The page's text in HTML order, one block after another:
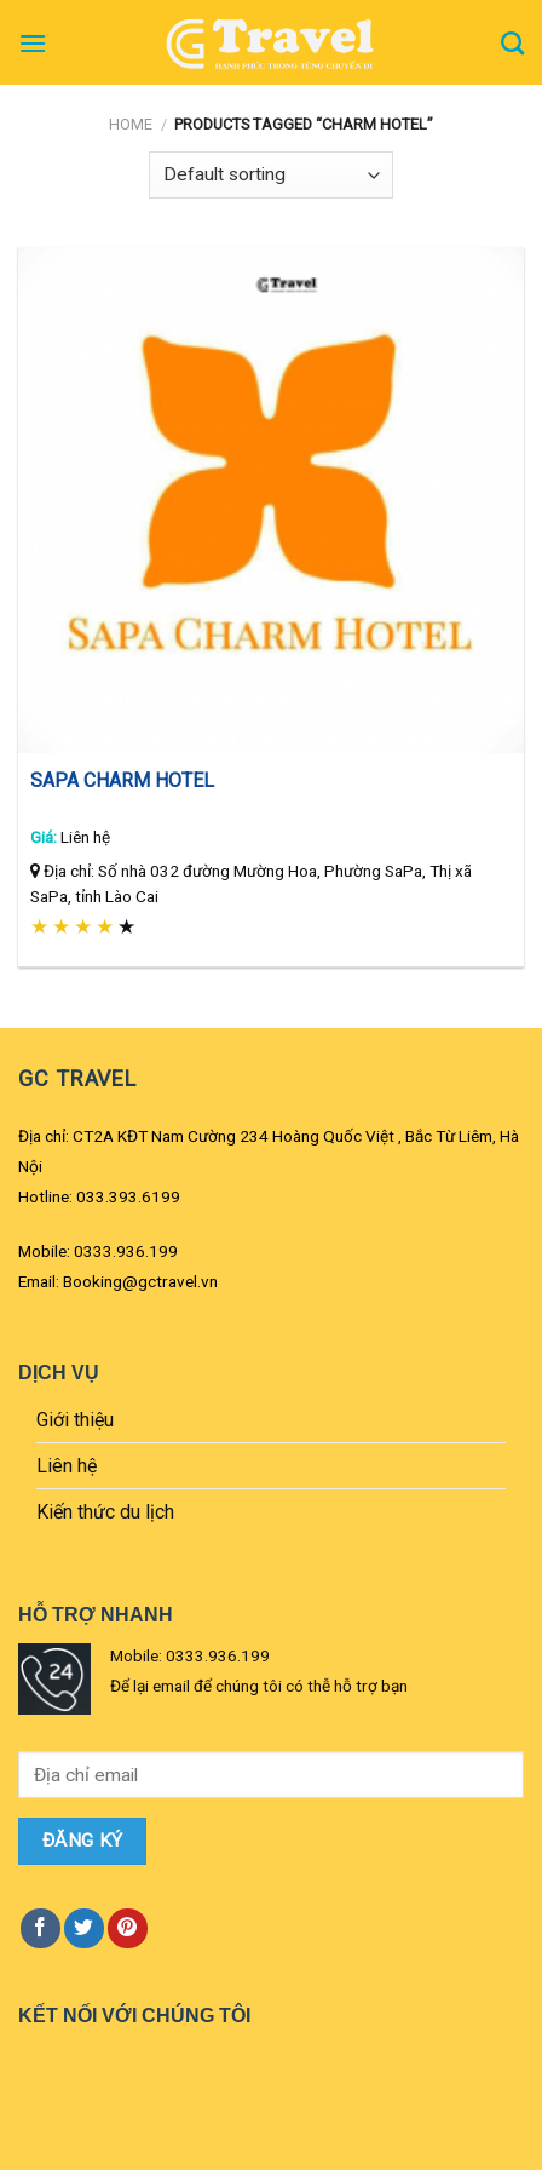
HOME / PRODUCTS TAGGED “CHARM HOTEL”
SAPA CHARM HOTEL
Giá:Liên hệ
Địa chỉ: Số nhà 032 đường Mường Hoa, Phường SaPa, Thị xã
SaPa, tỉnh Lào Cai
★ ★ ★ ★ ★
GC TRAVEL
Địa chỉ: CT2A KĐT Nam Cường 234 Hoàng Quốc Việt , Bắc Từ Liêm, Hà
Nội
Hotline: 033.393.6199
Mobile: 0333.936.199
Email: Booking@gctravel.vn
DỊCH VỤ
Giới thiệu
Liên hệ
Kiến thức du lịch
HỖ TRỢ NHANH
Mobile: 0333.936.199
Để lại email để chúng tôi có thễ hỗ trợ bạn
KẾT NỐI VỚI CHÚNG TÔI